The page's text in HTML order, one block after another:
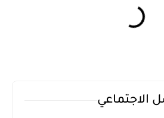
الاجتماعي